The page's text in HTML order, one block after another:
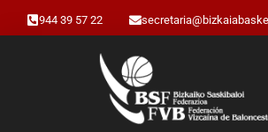
944 39 57 22